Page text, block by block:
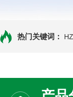
热门关键词：